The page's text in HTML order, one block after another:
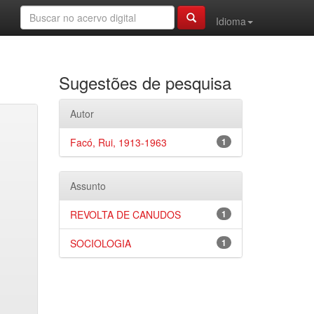
Idioma
Sugestões de pesquisa
Autor
1
Facó, Rui, 1913-1963
Assunto
1
REVOLTA DE CANUDOS
1
SOCIOLOGIA